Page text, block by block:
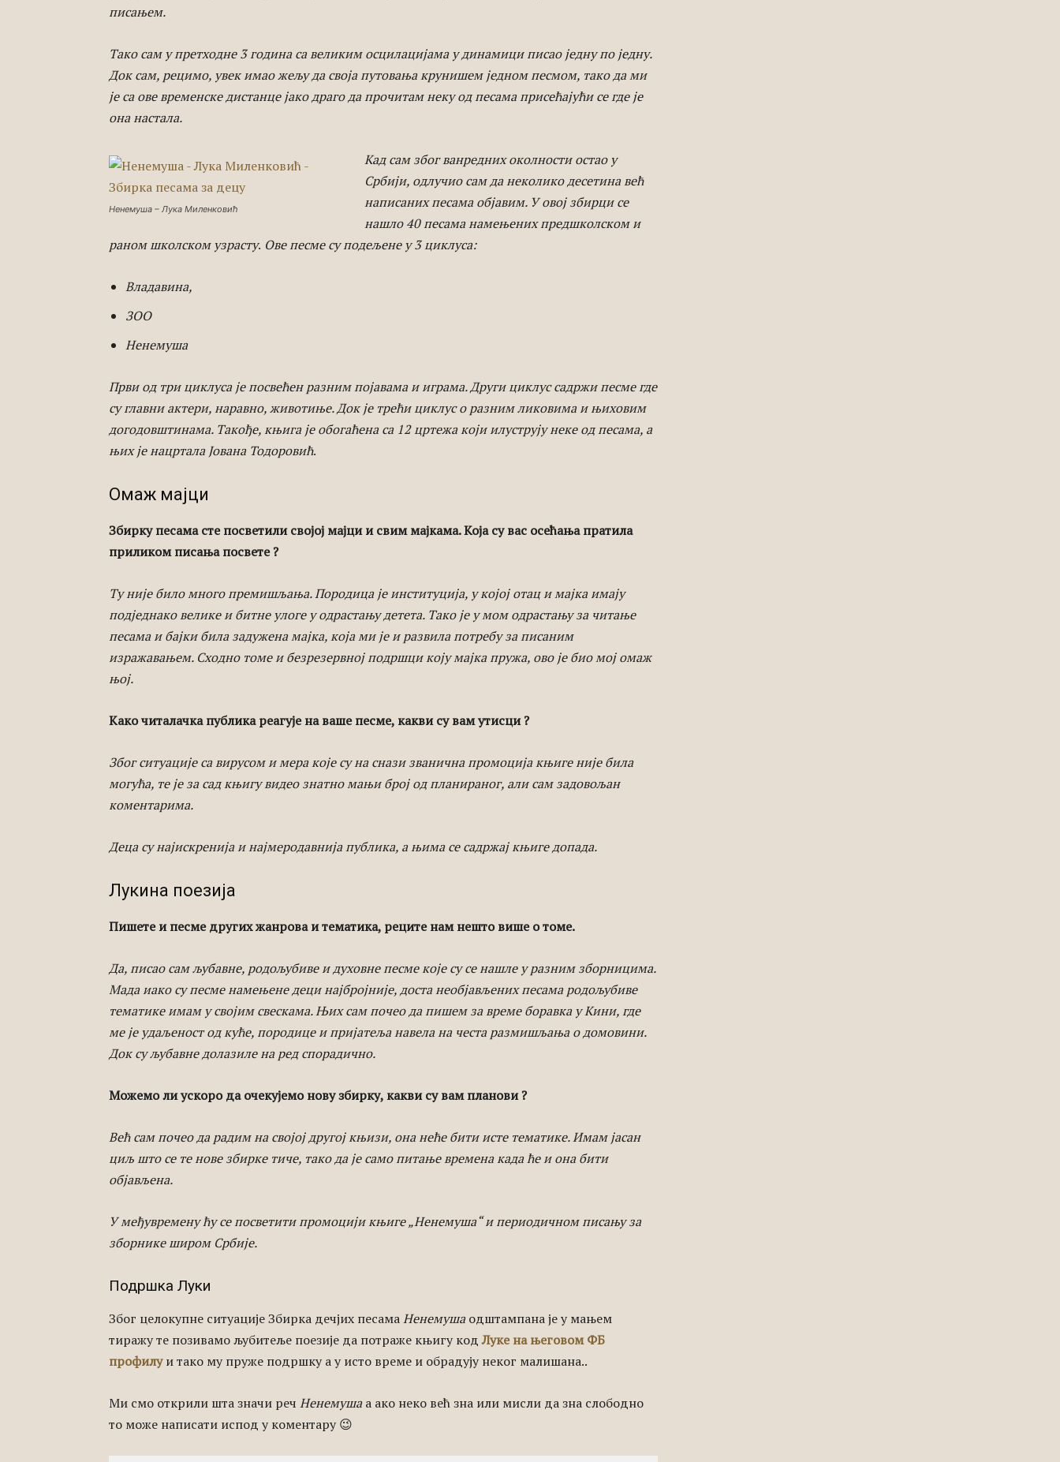
писањем.
Тако сам у претходне 3 година са великим осцилацијама у динамици писао једну по једну.
Док сам, рецимо, увек имао жељу да своја путовања крунишем једном песмом, тако да ми
је са ове временске дистанце јако драго да прочитам неку од песама присећајући се где је
она настала.
Ненемуша – Лука Миленковић
Кад сам због ванредних околности остао у
Србији, одлучио сам да неколико десетина већ
написаних песама објавим. У овој збирци се
нашло 40 песама намењених предшколском и
раном школском узрасту. Ове песме су подељене у 3 циклуса:
Владавина,
ЗОО
Ненемуша
Први од три циклуса је посвећен разним појавама и играма. Други циклус садржи песме где
су главни актери, наравно, животиње. Док је трећи циклус о разним ликовима и њиховим
догодовштинама. Такође, књига је обогаћена са 12 цртежа који илуструју неке од песама, а
њих је нацртала Јована Тодоровић.
Омаж мајци
Збирку песама сте посветили својој мајци и свим мајкама. Која су вас осећања пратила
приликом писања посвете ?
Ту није било много премишљања. Породица је институција, у којој отац и мајка имају
подједнако велике и битне улоге у одрастању детета. Тако је у мом одрастању за читање
песама и бајки била задужена мајка, која ми је и развила потребу за писаним
изражавањем. Сходно томе и безрезервној подршци коју мајка пружа, ово је био мој омаж
њој.
Како читалачка публика реагује на ваше песме, какви су вам утисци ?
Због ситуације са вирусом и мера које су на снази званична промоција књиге није била
могућа, те је за сад књигу видео знатно мањи број од планираног, али сам задовољан
коментарима.
Деца су најискренија и најмеродавнија публика, а њима се садржај књиге допада.
Лукина поезија
Пишете и песме других жанрова и тематика, реците нам нешто више о томе.
Да, писао сам љубавне, родољубиве и духовне песме које су се нашле у разним зборницима.
Мада иако су песме намењене деци најбројније, доста необјављених песама родољубиве
тематике имам у својим свескама. Њих сам почео да пишем за време боравка у Кини, где
ме је удаљеност од куће, породице и пријатеља навела на честа размишљања о домовини.
Док су љубавне долазиле на ред спорадично.
Можемо ли ускоро да очекујемо нову збирку, какви су вам планови ?
Већ сам почео да радим на својој другој књизи, она неће бити исте тематике. Имам јасан
циљ што се те нове збирке тиче, тако да је само питање времена када ће и она бити
објављена.
У међувремену ћу се посветити промоцији књиге „Ненемуша“ и периодичном писању за
зборнике широм Србије.
Подршка Луки
Због целокупне ситуације Збирка дечјих песамаНенемушаодштампана је у мањем
тиражу те позивамо љубитеље поезије да потраже књигу кодЛуке на његовом ФБ
профилуи тако му пруже подршку а у исто време и обрадују неког малишана..
Ми смо открили шта значи реч Ненемушаа ако неко већ зна или мисли да зна слободно
то може написати испод у коментару 😉